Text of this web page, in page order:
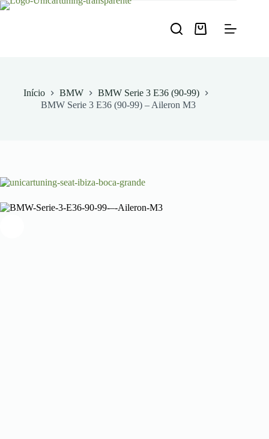
Pular
Carrinho
Início BMW
BMW Serie 3 E36 (90-99)
BMW Serie 3 E36 (90-99) – Aileron M3